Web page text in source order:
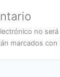
no
marcados con